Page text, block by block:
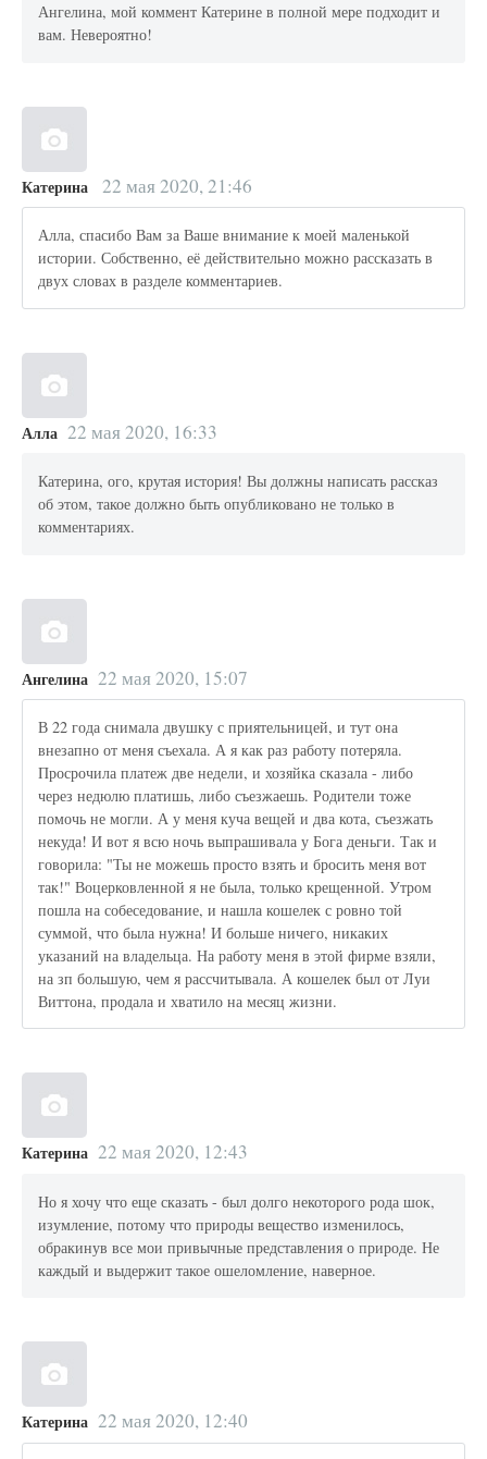
Ангелина, мой коммент Катерине в полной мере подходит и
вам. Невероятно!
Катерина 22 мая 2020, 21:46
Алла, спасибо Вам за Ваше внимание к моей маленькой
истории. Собственно, её действительно можно рассказать в
двух словах в разделе комментариев.
Алла 22 мая 2020, 16:33
Катерина, ого, крутая история! Вы должны написать рассказ
об этом, такое должно быть опубликовано не только в
комментариях.
Ангелина 22 мая 2020, 15:07
В 22 года снимала двушку с приятельницей, и тут она
внезапно от меня съехала. А я как раз работу потеряла.
Просрочила платеж две недели, и хозяйка сказала - либо
через недюлю платишь, либо съезжаешь. Родители тоже
помочь не могли. А у меня куча вещей и два кота, съезжать
некуда! И вот я всю ночь выпрашивала у Бога деньги. Так и
говорила: "Ты не можешь просто взять и бросить меня вот
так!" Воцерковленной я не была, только крещенной. Утром
пошла на собеседование, и нашла кошелек с ровно той
суммой, что была нужна! И больше ничего, никаких
указаний на владельца. На работу меня в этой фирме взяли,
на зп большую, чем я рассчитывала. А кошелек был от Луи
Виттона, продала и хватило на месяц жизни.
Катерина 22 мая 2020, 12:43
Но я хочу что еще сказать - был долго некоторого рода шок,
изумление, потому что природы вещество изменилось,
обракинув все мои привычные представления о природе. Не
каждый и выдержит такое ошеломление, наверное.
Катерина 22 мая 2020, 12:40